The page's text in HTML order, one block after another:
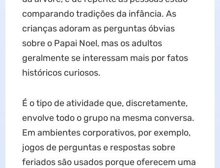
comparando tradições da infância. As
crianças adoram as perguntas óbvias
sobre o Papai Noel, mas os adultos
geralmente se interessam mais por fatos
históricos curiosos.
É o tipo de atividade que, discretamente,
envolve todo o grupo na mesma conversa.
Em ambientes corporativos, por exemplo,
jogos de perguntas e respostas sobre
feriados são usados ​​porque oferecem uma